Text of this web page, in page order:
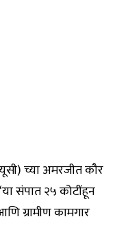
च्या अमरजीत कौर
संपात २५ कोटींहून
ग्रामीण कामगार